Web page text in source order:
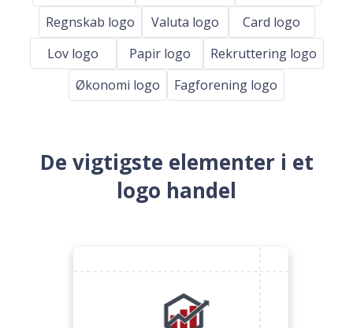
Regnskab logo
Valuta logo
Card logo
Lov logo
Papir logo
Rekruttering logo
Økonomi logo
Fagforening logo
De vigtigste elementer i et
logo handel